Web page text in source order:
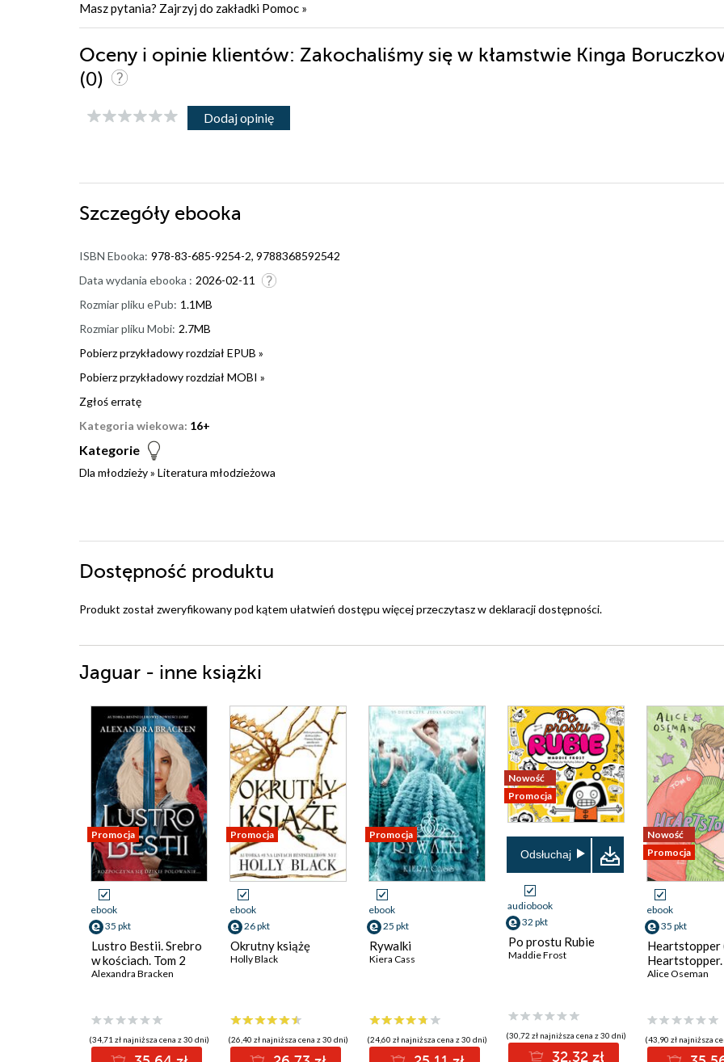
Masz pytania? Zajrzyj do zakładki Pomoc »
Oceny i opinie klientów: Zakochaliśmy się w kłamstwie Kinga
(0)
Dodaj opinię
Szczegóły ebooka
ISBN Ebooka: 978-83-685-9254-2, 9788368592542
Data wydania ebooka : 2026-02-11
Rozmiar pliku ePub: 1.1MB
Rozmiar pliku Mobi: 2.7MB
Pobierz przykładowy rozdział EPUB »
Pobierz przykładowy rozdział MOBI »
Zgłoś erratę
Kategoria wiekowa: 16+
Kategorie
Dla młodzieży» Literatura młodzieżowa
Dostępność produktu
Produkt został zweryfikowany pod kątem ułatwień dostępu więcej przeczytasz wdeklaracji dostępności.
Jaguar - inne książki
Promocja
ebook
35 pkt
Lustro Bestii. Srebro
w kościach. Tom 2
Alexandra Bracken
(34,71 zł najniższa cena z 30 dni)
Promocja
ebook
26 pkt
Okrutny książę
Holly Black
(26,40 zł najniższa cena z 30 dni)
Promocja
ebook
25 pkt
Rywalki
Kiera Cass
(24,60 zł najniższa cena z 30 dni)
Nowość
Promocja
Odsłuchaj
audiobook
32 pkt
Po prostu Rubie
Maddie Frost
(30,72 zł najniższa cena z 30 dni)
32.32 zł
Nowość
Promocja
ebook
35 pkt
Heartstopper
Heartstopper.
Alice Oseman
(43,90 zł najniższa